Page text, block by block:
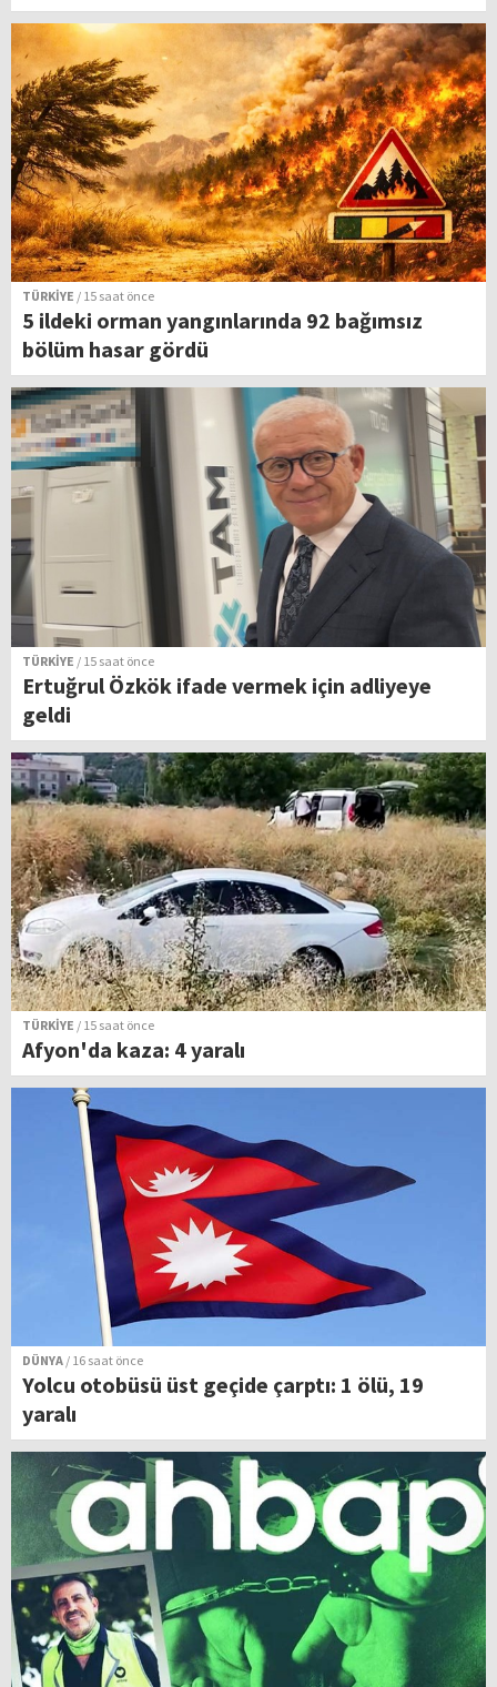
TÜRKİYE / 15 saat önce
5 ildeki orman yangınlarında 92 bağımsız
bölüm hasar gördü
TÜRKİYE / 15 saat önce
Ertuğrul Özkök ifade vermek için adliyeye
geldi
TÜRKİYE / 15 saat önce
Afyon'da kaza: 4 yaralı
DÜNYA / 16 saat önce
Yolcu otobüsü üst geçide çarptı: 1 ölü, 19
yaralı